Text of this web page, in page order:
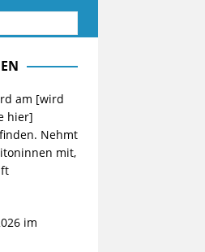
am [wird
hier]
Nehmt
mit,
im